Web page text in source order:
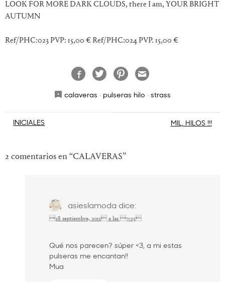
LOOK FOR MORE DARK CLOUDS, there I am, YOUR BRIGHT
AUTUMN
Ref/PHC:023 PVP: 15,00 € Ref/PHC:024 PVP. 15,00 €
calaveras · pulseras hilo · strass
Navegación
entradas
INICIALES MIL, HILOS !!!
2 comentarios en “CALAVERAS”
asieslamoda dice:
28 septiembre, 2012 a las 7:25
Qué nos parecen? súper <3, a mi estas
pulseras me encantan!!
Mua